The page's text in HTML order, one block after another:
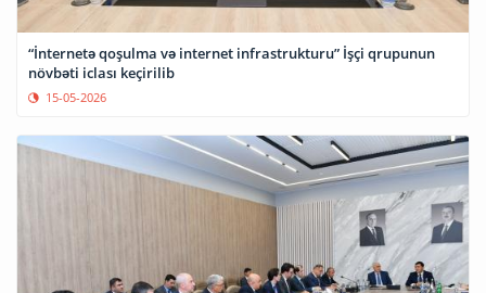
“İnternetə qoşulma və internet infrastrukturu” İşçi qrupunun
növbəti iclası keçirilib
15-05-2026